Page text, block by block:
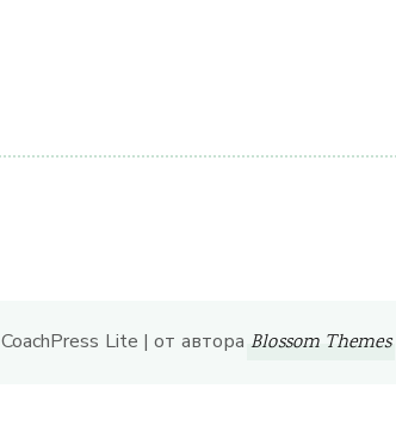
CoachPress Lite | от автора Blossom Themes